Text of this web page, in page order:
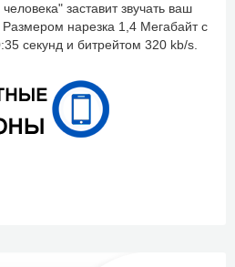
заставит звучать ваш
нарезка 1,4 Мегабайт с
секунд и битрейтом 320 kb/s.